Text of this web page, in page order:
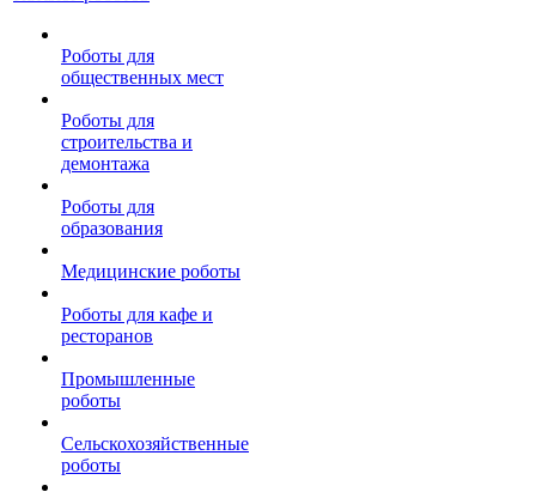
Роботы для
общественных мест
Роботы для
строительства и
демонтажа
Роботы для
образования
Медицинские роботы
Роботы для кафе и
ресторанов
Промышленные
роботы
Сельскохозяйственные
роботы